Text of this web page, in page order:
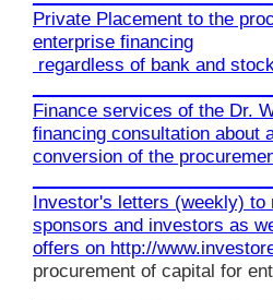
Private Placement to the
enterprise financing
regardless of bank and
Finance services of the Dr.
financing consultation about
conversion of the
Investor's letters (weekly) to
sponsors and investors as
offers on http://
procurement of capital for